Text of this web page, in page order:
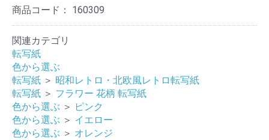
商品コード： 160309
関連カテゴリ
転写紙
色から選ぶ
転写紙 ＞ 昭和レトロ・北欧風レトロ転写紙
転写紙 ＞ フラワー 花柄 転写紙
色から選ぶ ＞ ピンク
色から選ぶ ＞ イエロー
色から選ぶ ＞ オレンジ